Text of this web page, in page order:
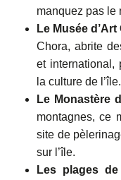
manquez pas le
Le Musée
Chora, abrite
et international,
la culture de l’île.
Le Monastère
montagnes, ce
site de
sur l’île.
Les plages de